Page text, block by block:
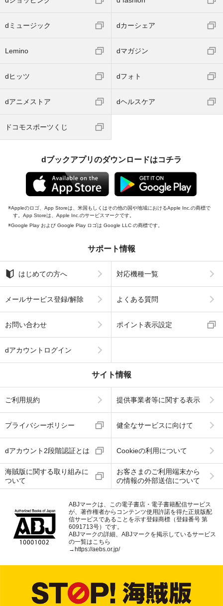
dミュージック dカーシェア
Lemino dマガジン
dヒッツ dフォト
dアニメストア dヘルスケア
ドコモスポーツくじ
dブックアプリのダウンロードはコチラ
Appleのロゴ、App Storeは、米国もしくはその他の国や地域におけるApple Inc.の商標で
す。App Storeは、Apple Inc.のサービスマークです。
Google Play および Google Play ロゴは Google LLC の商標です。
サポート情報
はじめての方へ 対応機種一覧
メールサービス登録/解除 よくある質問
お問い合わせ ポイント表示設定
dアカウントログイン
サイト情報
ご利用規約 提供事業者等に関する表示
プライバシーポリシー 健全なサービスに向けて
dアカウント2段階認証とは Cookieの利用について
海賊版に関する取り組みに
ついて
お客さまのご利用端末から
の情報の外部送信について
ABJマークは、この電子書店・電子書籍配信サービス
が、著作権者からコンテンツ使用許諾を得た正規版配
信サービスであることを示す登録商標（登録番号 第
6091713号）です。
ABJマークの詳細、ABJマークを掲示しているサービス
の一覧はこちら
→ https://aebs.or.jp/